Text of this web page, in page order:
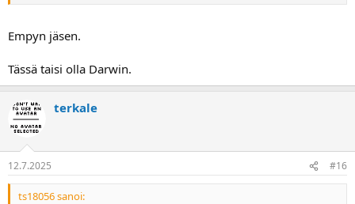
Empyn jäsen.
Tässä taisi olla Darwin.
terkale
12.7.2025 #16
ts18056 sanoi: